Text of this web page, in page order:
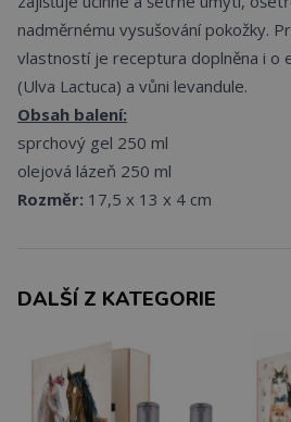
nadměrnému vysušování pokožky.
vlastností je receptura doplněna i o
(Ulva Lactuca) a vůni levandule.
Obsah balení:
sprchový gel 250 ml
olejová lázeň 250 ml
Rozměr: 17,5 x 13 x 4 cm
DALŠÍ Z KATEGORIE